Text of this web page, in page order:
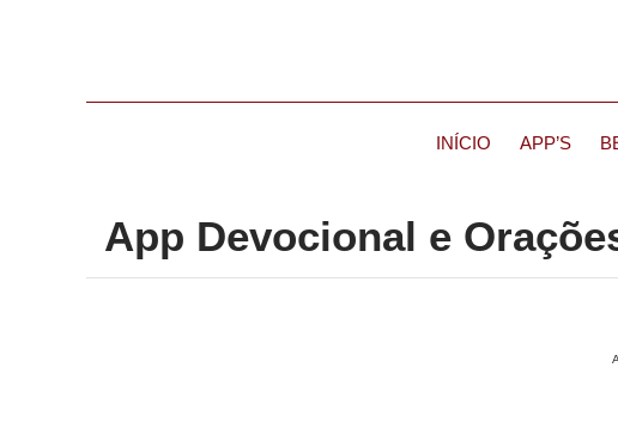
INÍCIO APP’S
App Devocional e